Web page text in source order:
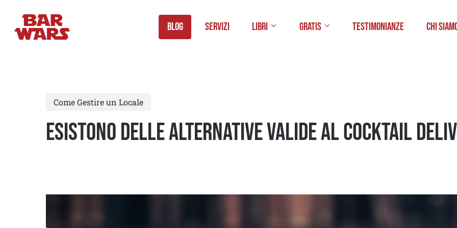
main
Blog Servizi Libri Gratis Testimonianze Chi
Come Gestire un Locale
Esistono delle alternative valide al Cocktail